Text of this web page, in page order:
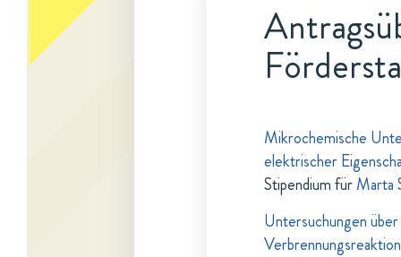
Mikrochemische
elektrischer
Stipendium fürMarta
Untersuchungen